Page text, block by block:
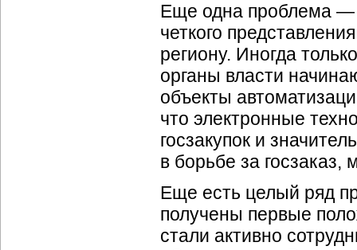
Еще одна проблема —
четкого
региону. Иногда
органы власти
объекты
что электронные
госзакупок и
в борьбе за госзаказ,
Еще есть целый ряд
получены первые
стали активно